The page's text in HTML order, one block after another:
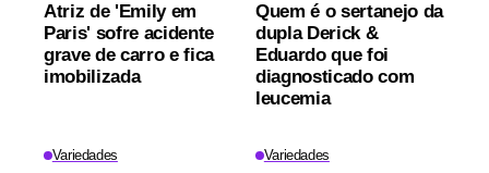
Atriz de 'Emily em
Paris' sofre acidente
grave de carro e fica
imobilizada
Quem é o sertanejo da
dupla Derick &
Eduardo que foi
diagnosticado com
leucemia
Variedades Variedades